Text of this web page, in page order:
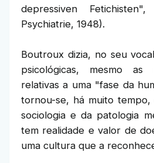
depressiven
Psychiatrie, 1948).
Boutroux dizia, no seu
psicológicas, mesmo as
relativas a uma "fase da
tornou-se, há muito
sociologia e da patologia
tem realidade e valor de
uma cultura que a